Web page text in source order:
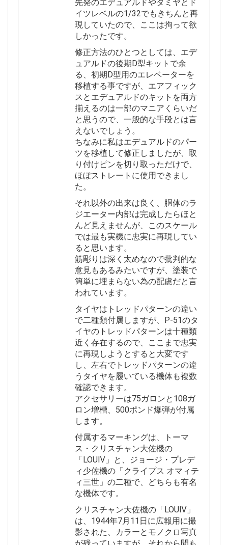
先発のエデュアルドやタミヤとド
イツレベルの1/32でもきちんと再
現していたので、ここは拘って欲
しかったです。
修正方法のひとつとしては、エデ
ュアルドの後期D型キットで余
る、初期D型用のエレベーターを
移植する事ですが、エアフィック
スとエデュアルドのキットを両方
揃えるのは一部のマニアくらいだ
と思うので、一般的な手段とは言
えないでしょう。
ちなみに私はエデュアルドのパー
ツを移植して修正しましたが、取
り付けピンを切り取っただけで、
ほぼストレートに使用できまし
た。
それ以外の出来は良く、胴体のラ
ジエーター内部は完成したらほと
んど見えませんが、このスケール
では最も実機に忠実に再現してい
ると思います。
筋彫りは深く太めなので批判的な
意見もあるみたいですが、塗装で
簡単に埋まらない為の配慮だと言
われています。
タイヤはトレッドパターンの違い
で二種類付属しますが、P-51のタ
イヤのトレッドパターンは十種類
近く存在するので、ここまで忠実
に再現しようとすると大変です
し、左右でトレッドパターンの違
うタイヤを履いている機体も複数
確認できます。
アクセサリーは75ガロンと108ガ
ロン増槽、500ポンド爆弾が付属
します。
付属するマーキングは、トーマ
ス・クリスチャン大佐機の
「LOUⅣ」と、ジョージ・プレデ
ィ少佐機の「クライプス オマィテ
ィ三世」の二種で、どちらも有名
な機体です。
クリスチャン大佐機の「LOUⅣ」
は、1944年7月11日に広報用に撮
影された、カラーとモノクロ写真